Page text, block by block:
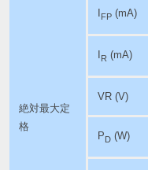
絶対最大定
格
FP(mA)
R (mA)
VR (V)
PD(W)